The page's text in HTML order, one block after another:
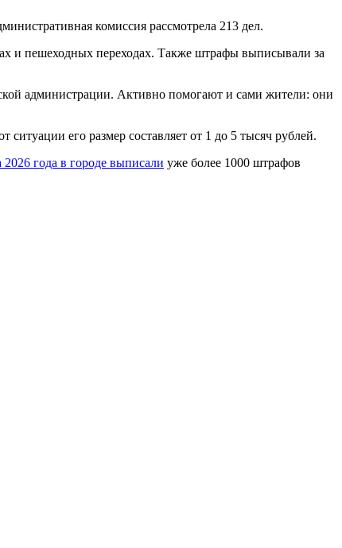
комиссия рассмотрела 213 дел.
и пешеходных переходах. Также штрафы выписывали за
администрации. Активно помогают и сами жители: они
его размер составляет от 1 до 5 тысяч рублей.
2026 года в городе выписали уже более 1000 штрафов